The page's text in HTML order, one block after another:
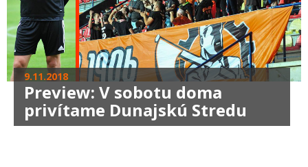
9.11.2018
Preview: V sobotu doma
privítame Dunajskú Stredu